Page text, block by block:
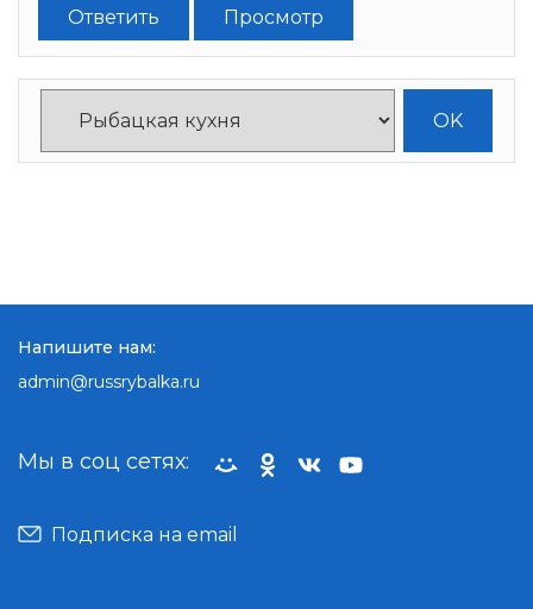
Ответить Просмотр
Мы в соц сетях:
Подписка на email
Напишите нам:
admin@russrybalka.ru